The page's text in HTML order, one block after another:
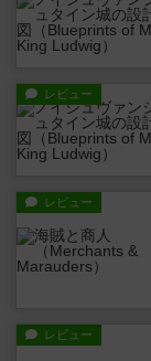
レビュー
レビュー
レビュー